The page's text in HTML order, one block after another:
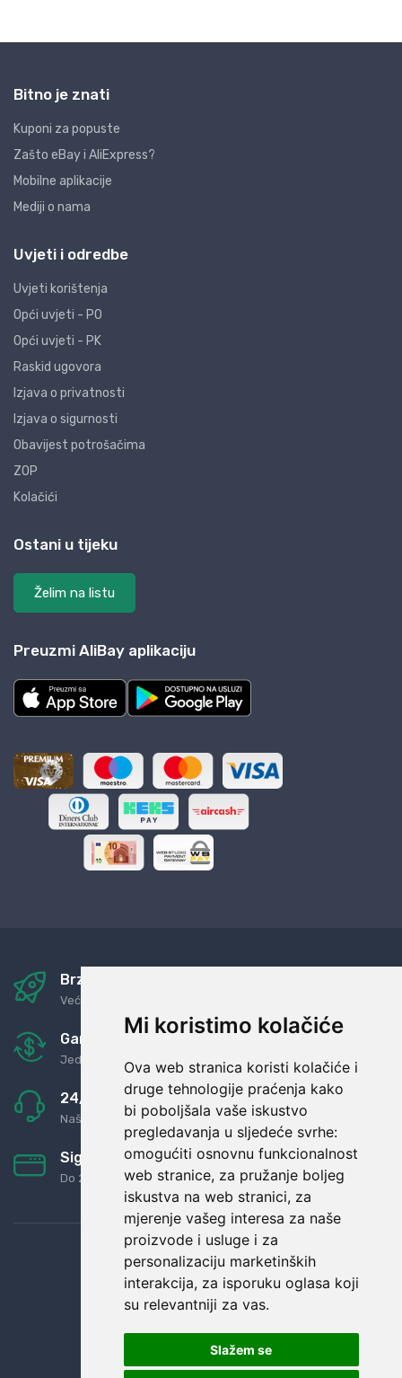
Mi koristimo kolačiće
Ova web stranica koristi kolačiće i
druge tehnologije praćenja kako
bi poboljšala vaše iskustvo
pregledavanja u sljedeće svrhe:
omogućiti osnovnu funkcionalnost
web stranice, za pružanje boljeg
iskustva na web stranici, za
mjerenje vašeg interesa za naše
proizvode i usluge i za
personalizaciju marketinških
interakcija, za isporuku oglasa koji
su relevantniji za vas.
Slažem se
Bitno je znati
Kuponi za popuste
Zašto eBay i AliExpress?
Mobilne aplikacije
Mediji o nama
Uvjeti i odredbe
Uvjeti korištenja
Opći uvjeti - PO
Opći uvjeti - PK
Raskid ugovora
Izjava o privatnosti
Izjava o sigurnosti
Obavijest potrošačima
ZOP
Kolačići
Ostani u tijeku
Želim na listu
Preuzmi AliBay aplikaciju
Brza i sigurna dostava
Već za nekoliko dana kod vas
Garancija u povrat novaca
Jednostavno pravilo: Roba za novac
24/7 odlična podrška
Naši agenti uvijek na raspolaganju
Sigurno obročno plaćanje
Do 24 rata bez kamata